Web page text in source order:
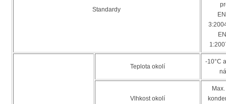
Standardy
Teplota okolí
-10°C
Vlhkost okolí